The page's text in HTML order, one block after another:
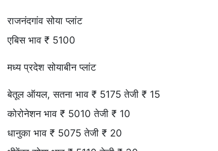
राजनंदगांव सोया प्लांट
एबिस भाव ₹ 5100
मध्य प्रदेश सोयाबीन प्लांट
बेतूल ऑयल, सतना भाव ₹ 5175 तेजी ₹ 15
कोरोनेशन भाव ₹ 5010 तेजी ₹ 10
धानुका भाव ₹ 5075 तेजी ₹ 20